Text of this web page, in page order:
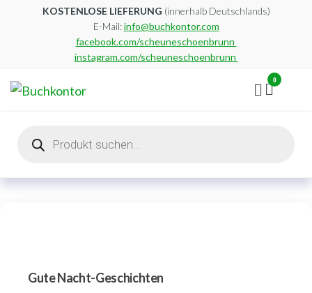
KOSTENLOSE LIEFERUNG (innerhalb Deutschlands)
E-Mail:info@buchkontor.com
facebook.com/scheuneschoenbrunn
instagram.com/scheuneschoenbrunn
0
search
Gute Nacht-Geschichten